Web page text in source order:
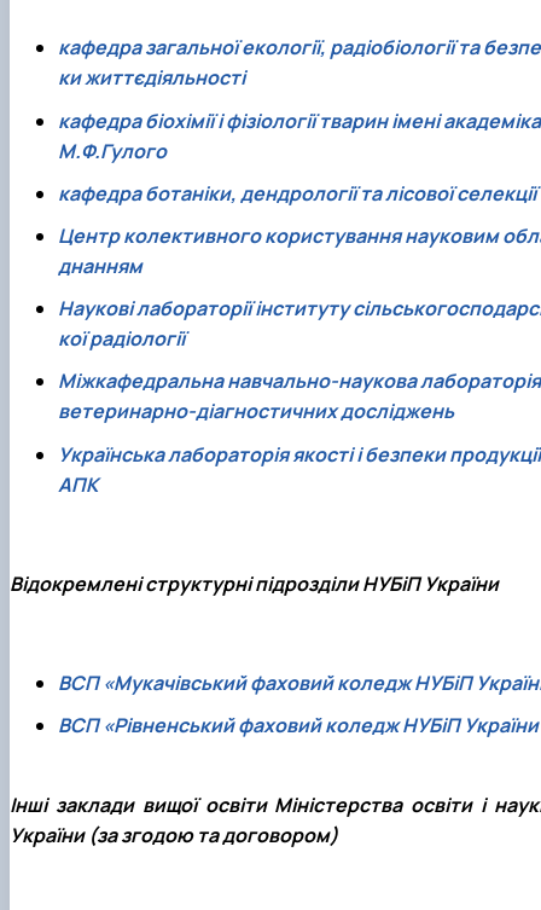
кафедра загальної екології, радіобіології та безпе
ки життєдіяльності
кафедра біохімії і фізіології тварин імені академіка
М.Ф.Гулого
кафедра ботаніки, дендрології та лісової селекції
Центр колективного користування науковим
днанням
Наукові лабораторії інституту
кої радіології
Міжкафедральна навчально-наукова лабораторія
ветеринарно-діагностичних досліджень
Українська лабораторія якості і безпеки продукції
АПК
Відокремлені структурні підрозділи НУБіП України
ВСП «Мукачівський фаховий коледж НУБіП
ВСП «Рівненський фаховий коледж НУБіП України
Інші заклади вищої освіти Міністерства освіти і
України (за згодою та договором)